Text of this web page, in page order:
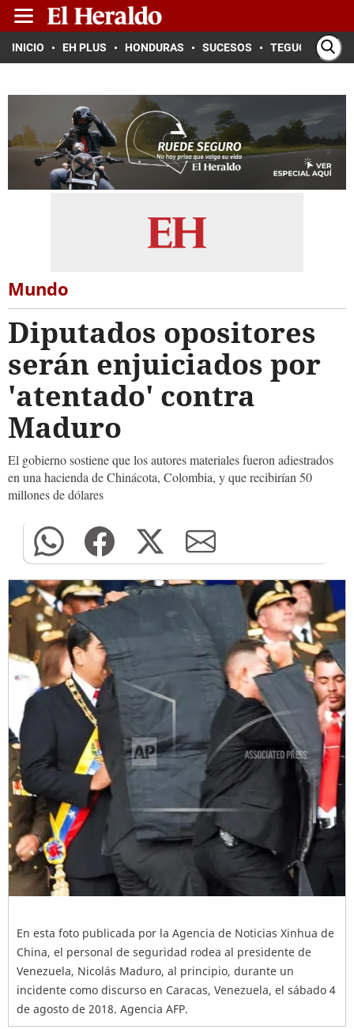
INICIO EH PLUS HONDURAS SUCESOS TEGUCIGALPA
Mundo
Diputados opositores
serán enjuiciados por
'atentado' contra
Maduro
El gobierno sostiene que los autores materiales fueron adiestrados
en una hacienda de Chinácota, Colombia, y que recibirían 50
millones de dólares
En esta foto publicada por la Agencia de Noticias Xinhua de
China, el personal de seguridad rodea al presidente de
Venezuela, Nicolás Maduro, al principio, durante un
incidente como discurso en Caracas, Venezuela, el sábado 4
de agosto de 2018. Agencia AFP.